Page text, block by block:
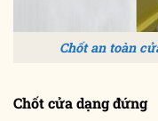
Chốt an toàn
Chốt cửa dạng đứng